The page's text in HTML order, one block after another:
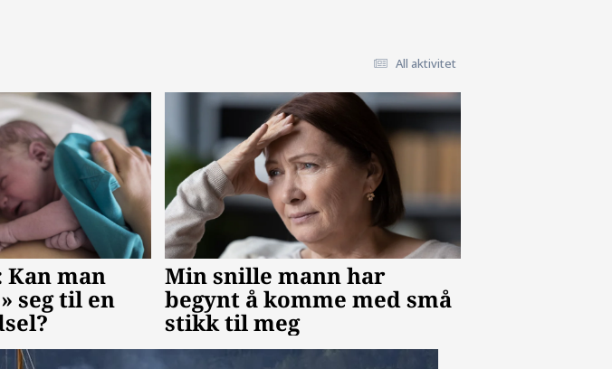
All aktivitet